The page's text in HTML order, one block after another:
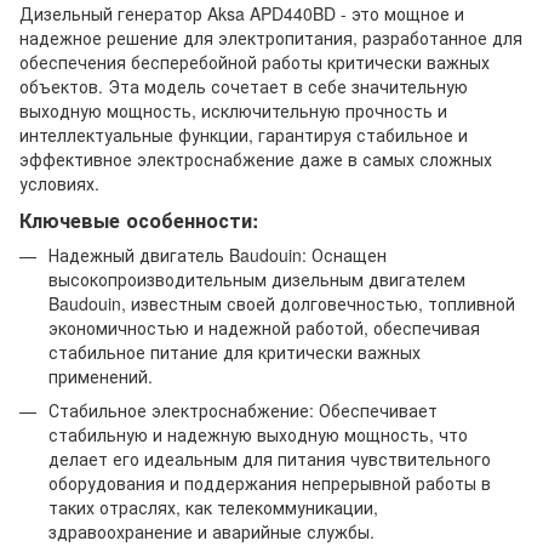
Дизельный генератор Aksa APD440BD - это мощное и
надежное решение для электропитания, разработанное для
обеспечения бесперебойной работы критически важных
объектов. Эта модель сочетает в себе значительную
выходную мощность, исключительную прочность и
интеллектуальные функции, гарантируя стабильное и
эффективное электроснабжение даже в самых сложных
условиях.
Ключевые особенности:
Надежный двигатель Baudouin: Оснащен
высокопроизводительным дизельным двигателем
Baudouin, известным своей долговечностью, топливной
экономичностью и надежной работой, обеспечивая
стабильное питание для критически важных
применений.
Стабильное электроснабжение: Обеспечивает
стабильную и надежную выходную мощность, что
делает его идеальным для питания чувствительного
оборудования и поддержания непрерывной работы в
таких отраслях, как телекоммуникации,
здравоохранение и аварийные службы.